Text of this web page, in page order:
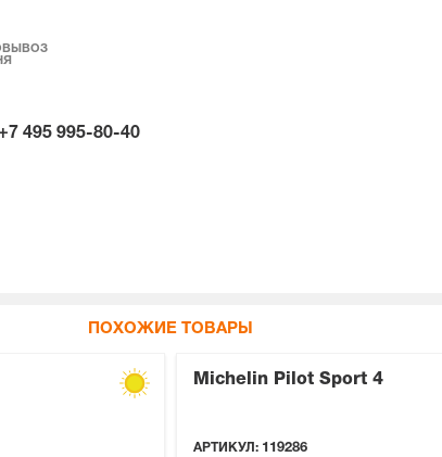
495 995-80-40
ПОХОЖИЕ ТОВАРЫ
Michelin Pilot Sport 4
АРТИКУЛ: 119286